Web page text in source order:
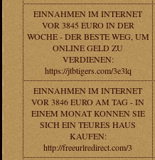
EINNAHMEN IM INTERNET
VOR 3845 EURO IN DER
WOCHE - DER BESTE WEG, UM
ONLINE GELD ZU
VERDIENEN:
https://jtbtigers.com/3e3lq
EINNAHMEN IM INTERNET
VOR 3846 EURO AM TAG - IN
EINEM MONAT KONNEN SIE
SICH EIN TEURES HAUS
KAUFEN:
http://freeurlredirect.com/3